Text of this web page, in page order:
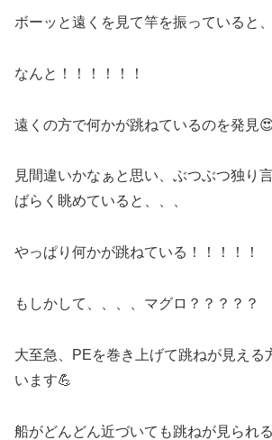
ボーッと遠くを見て竿を振っていると、
なんと！！！！！！
遠くの方で何かが跳ねているのを発見
見間違いかなぁと思い、ぶつぶつ独り
ばらく眺めていると、、、
やっぱり何かが跳ねている！！！！！
もしかして、、、、マグロ？？？？？
大至急、PEを巻き上げて跳ねが見える
います💪
船がどんどん近づいても跳ねが見られ